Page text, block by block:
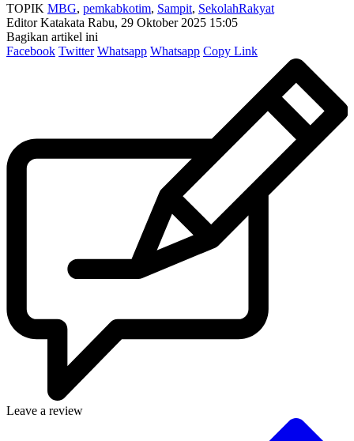
TOPIK MBG, pemkabkotim, Sampit, SekolahRakyat
Editor Katakata Rabu, 29 Oktober 2025 15:05
Bagikan artikel ini
Facebook Twitter Whatsapp Whatsapp Copy Link
Leave a review